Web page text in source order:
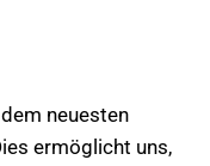
neuesten
ermöglicht uns,